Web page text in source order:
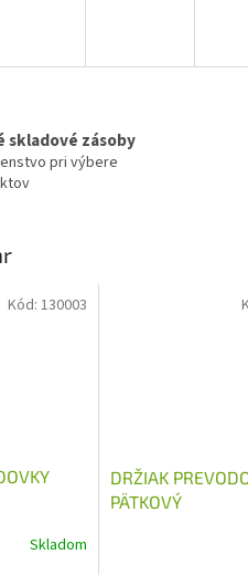
skladové zásoby
pri výbere
Skladom
Kód: 130003
DRŽIAK
PÄTKOVÝ